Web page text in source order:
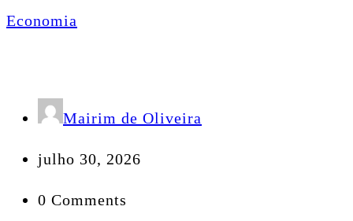
Economia
Mairim de Oliveira
julho 30, 2026
0 Comments